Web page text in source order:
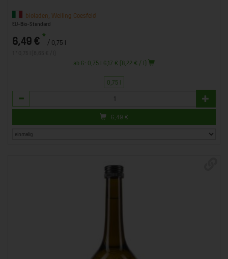
bioladen, Weiling Coesfeld
EU-Bio-Standard
6,49 € * / 0,75 l
ab 6: 0,75 l 6,17 € (8,22 € / l)
0,75 l
Anzahl
6,49 €